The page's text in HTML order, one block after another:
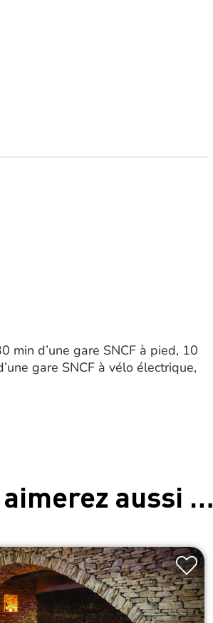
min d’une gare SNCF à pied, 10
gare SNCF à vélo électrique,
aimerez aussi …